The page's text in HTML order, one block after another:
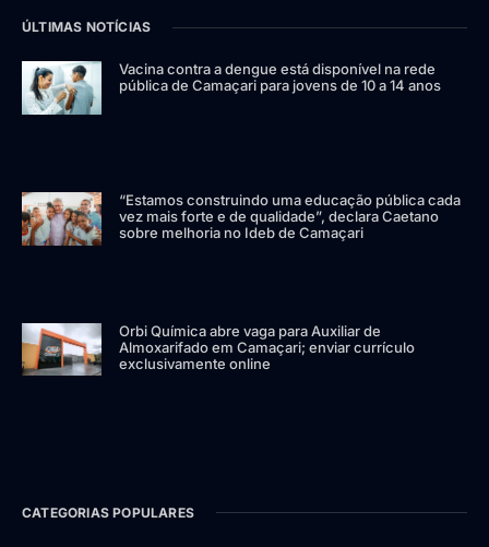
ÚLTIMAS NOTÍCIAS
Vacina contra a dengue está disponível na rede
pública de Camaçari para jovens de 10 a 14 anos
“Estamos construindo uma educação pública cada
vez mais forte e de qualidade”, declara Caetano
sobre melhoria no Ideb de Camaçari
Orbi Química abre vaga para Auxiliar de
Almoxarifado em Camaçari; enviar currículo
exclusivamente online
CATEGORIAS POPULARES